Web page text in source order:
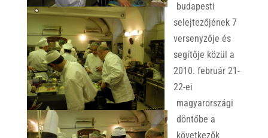
budapesti
selejtezőjének 7
versenyzője és
segítője közül a
2010. február 21-
22-ei
magyarországi
döntőbe a
következők